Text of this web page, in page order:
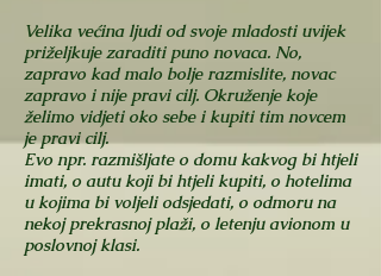
Velika većina ljudi od svoje mladosti uvijek
priželjkuje zaraditi puno novaca. No,
zapravo kad malo bolje razmislite, novac
zapravo i nije pravi cilj. Okruženje koje
želimo vidjeti oko sebe i kupiti tim novcem
je pravi cilj.
Evo npr. razmišljate o domu kakvog bi htjeli
imati, o autu koji bi htjeli kupiti, o hotelima
u kojima bi voljeli odsjedati, o odmoru na
nekoj prekrasnoj plaži, o letenju avionom u
poslovnoj klasi.